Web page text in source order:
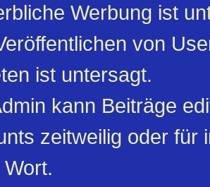
Werbung ist
von
ist untersagt.
kann Beiträge
zeitweilig oder